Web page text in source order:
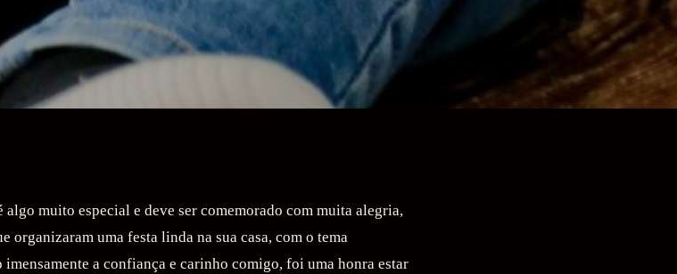
muito especial e deve ser comemorado com muita alegria,
organizaram uma festa linda na sua casa, com o tema
a confiança e carinho comigo, foi uma honra estar